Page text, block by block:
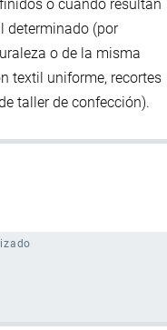
o cuando resultan
determinado (por
o de la misma
textil uniforme, recortes
taller de confección).